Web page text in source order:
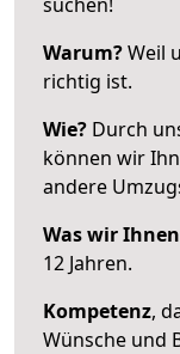
Warum?Weil
richtig ist.
Wie? Durch
können wir
andere
Was wir
12 Jahren.
Kompetenz,
Wünsche und